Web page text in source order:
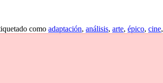
como adaptación, análisis, arte, épico, cine,